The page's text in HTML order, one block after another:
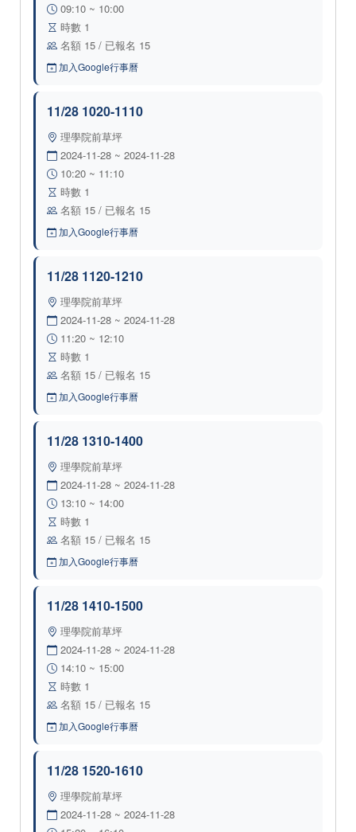
09:10 ~ 10:00
時數 1
名額 15 / 已報名 15
加入Google行事曆
11/28 1020-1110
理學院前草坪
2024-11-28 ~ 2024-11-28
10:20 ~ 11:10
時數 1
名額 15 / 已報名 15
加入Google行事曆
11/28 1120-1210
理學院前草坪
2024-11-28 ~ 2024-11-28
11:20 ~ 12:10
時數 1
名額 15 / 已報名 15
加入Google行事曆
11/28 1310-1400
理學院前草坪
2024-11-28 ~ 2024-11-28
13:10 ~ 14:00
時數 1
名額 15 / 已報名 15
加入Google行事曆
11/28 1410-1500
理學院前草坪
2024-11-28 ~ 2024-11-28
14:10 ~ 15:00
時數 1
名額 15 / 已報名 15
加入Google行事曆
11/28 1520-1610
理學院前草坪
2024-11-28 ~ 2024-11-28